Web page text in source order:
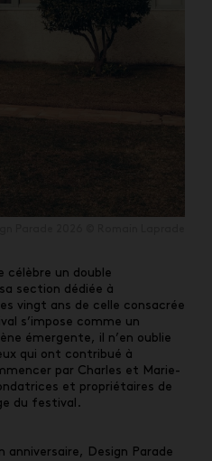
célèbre un double
section dédiée à
vingt ans de celle consacrée
s’impose comme un
émergente, il n’en oublie
qui ont contribué à
par Charles et Marie-
et propriétaires de
du festival.
anniversaire, Design Parade